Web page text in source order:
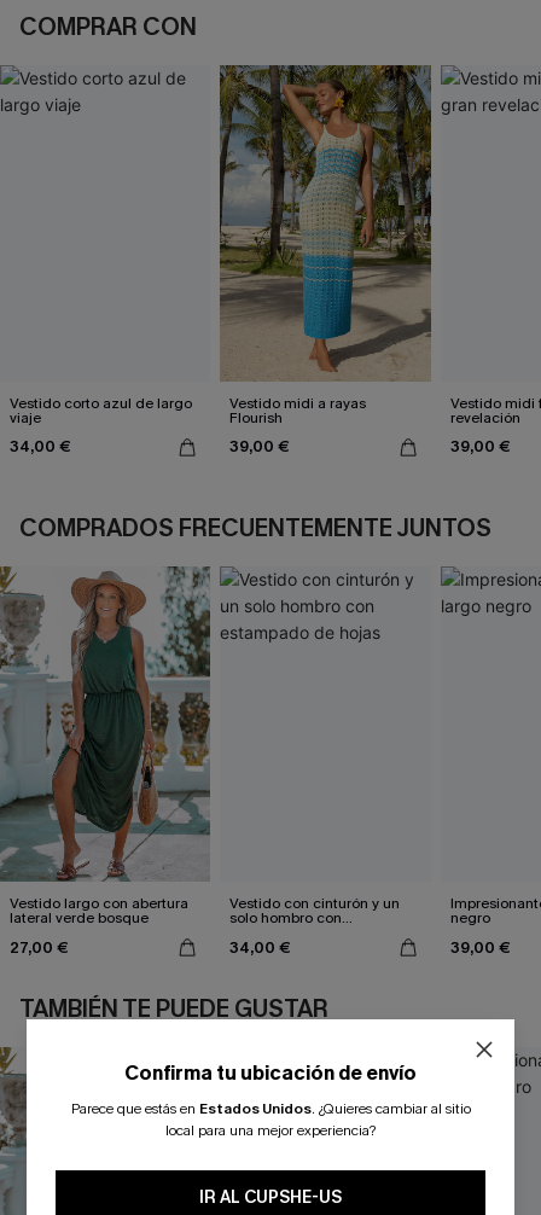
COMPRAR CON
Vestido corto azul de largo
viaje
34,00 €
Vestido midi a rayas
Flourish
39,00 €
Vestido midi
revelación
39,00 €
COMPRADOS FRECUENTEMENTE JUNTOS
Vestido largo con abertura
lateral verde bosque
27,00 €
Vestido con cinturón y un
solo hombro con
34,00 €
negro
39,00 €
TAMBIÉN TE PUEDE GUSTAR
Confirma tu ubicación de envío
Parece que estás en Estados Unidos. ¿Quieres cambiar al sitio
local para una mejor experiencia?
IR AL CUPSHE-US